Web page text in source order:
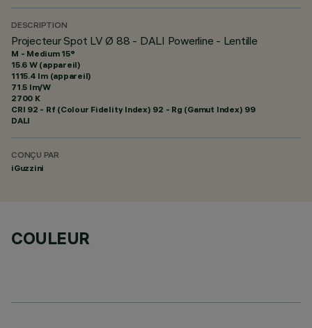
DESCRIPTION
Projecteur Spot LV Ø 88 - DALI Powerline - Lentille
M - Medium 15°
15.6 W (appareil)
1115.4 lm (appareil)
71.5 lm/W
2700 K
CRI 92 - Rf (Colour Fidelity Index) 92 - Rg (Gamut Index) 99
DALI
CONÇU PAR
iGuzzini
COULEUR